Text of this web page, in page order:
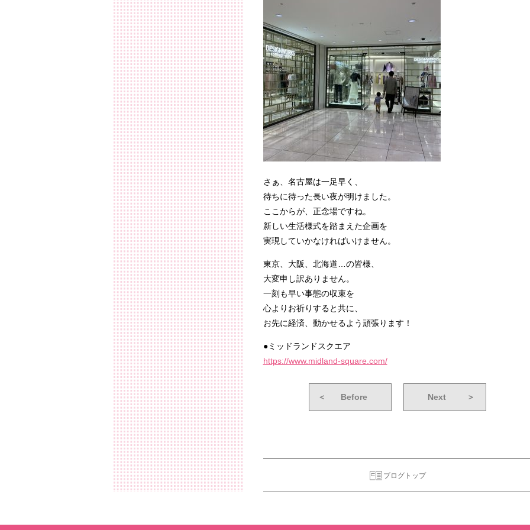
さぁ、名古屋は一足早く、
待ちに待った長い夜が明けました。
ここからが、正念場ですね。
新しい生活様式を踏まえた企画を
実現していかなければいけません。
東京、大阪、北海道…の皆様、
大変申し訳ありません。
一刻も早い事態の収束を
心よりお祈りすると共に、
お先に経済、動かせるよう頑張ります！
●ミッドランドスクエア
https://www.midland-square.com/
＜ Before Next ＞
ブログトップ